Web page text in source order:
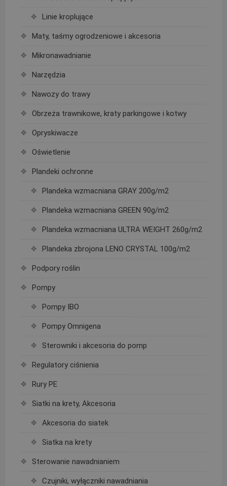
Linie kroplujące
Maty, taśmy ogrodzeniowe i akcesoria
Mikronawadnianie
Narzędzia
Nawozy do trawy
Obrzeża trawnikowe, kraty parkingowe i kotwy
Opryskiwacze
Oświetlenie
Plandeki ochronne
Plandeka wzmacniana GRAY 200g/m2
Plandeka wzmacniana GREEN 90g/m2
Plandeka wzmacniana ULTRA WEIGHT 260g/m2
Plandeka zbrojona LENO CRYSTAL 100g/m2
Podpory roślin
Pompy
Pompy IBO
Pompy Omnigena
Sterowniki i akcesoria do pomp
Regulatory ciśnienia
Rury PE
Siatki na krety, Akcesoria
Akcesoria do siatek
Siatka na krety
Sterowanie nawadnianiem
Czujniki, wyłączniki nawadniania